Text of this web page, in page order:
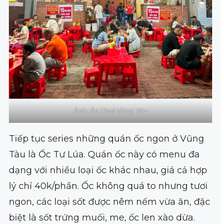
Ảnh: Ăn Chơi Vũng Tàu
Tiếp tục series những quán ốc ngon ở Vũng
Tàu là Ốc Tư Lúa. Quán ốc này có menu đa
dạng với nhiều loại ốc khác nhau, giá cả hợp
lý chỉ 40k/phần. Ốc không quá to nhưng tươi
ngon, các loại sốt được nêm nếm vừa ăn, đặc
biệt là sốt trứng muối, me, ốc len xào dừa.